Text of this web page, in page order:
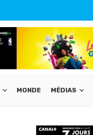
MONDE MÉDIAS